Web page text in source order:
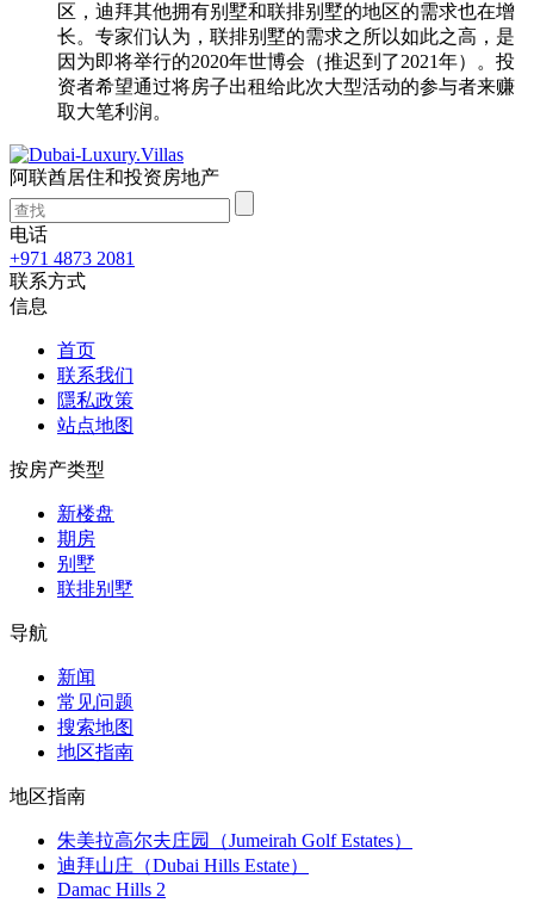
区，迪拜其他拥有别墅和联排别墅的地区的需求也在增
长。专家们认为，联排别墅的需求之所以如此之高，是
因为即将举行的2020年世博会（推迟到了2021年）。投
资者希望通过将房子出租给此次大型活动的参与者来赚
取大笔利润。
阿联酋居住和投资房地产
电话
+971 4873 2081
联系方式
信息
首页
联系我们
隱私政策
站点地图
按房产类型
新楼盘
期房
别墅
联排别墅
导航
新闻
常见问题
搜索地图
地区指南
地区指南
朱美拉高尔夫庄园（Jumeirah Golf Estates）
迪拜山庄（Dubai Hills Estate）
Damac Hills 2